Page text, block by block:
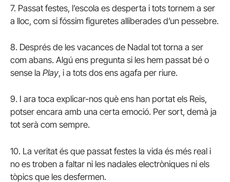
7. Passat festes, l’escola es desperta i tots tornem a ser
a lloc, com si fóssim figuretes alliberades d’un pessebre.
8. Després de les vacances de Nadal tot torna a ser
com abans. Algú ens pregunta si les hem passat bé o
sense la Play, i a tots dos ens agafa per riure.
9. I ara toca explicar-nos què ens han portat els Reis,
potser encara amb una certa emoció. Per sort, demà ja
tot serà com sempre.
10. La veritat és que passat festes la vida és més real i
no es troben a faltar ni les nadales electròniques ni els
tòpics que les desfermen.